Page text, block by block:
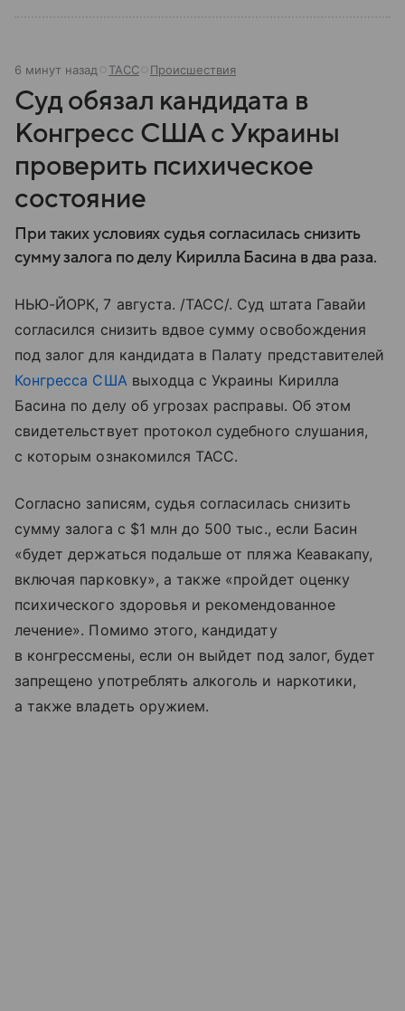
6 минут назад ТАСС Происшествия
Суд обязал кандидата в
Конгресс США с Украины
проверить психическое
состояние
При таких условиях судья согласилась снизить
сумму залога по делу Кирилла Басина в два раза.
НЬЮ-ЙОРК, 7 августа. /ТАСС/. Суд штата Гавайи
согласился снизить вдвое сумму освобождения
под залог для кандидата в Палату представителей
Конгресса СШАвыходца с Украины Кирилла
Басина по делу об угрозах расправы. Об этом
свидетельствует протокол судебного слушания,
с которым ознакомился ТАСС.
Согласно записям, судья согласилась снизить
сумму залога с $1 млн до 500 тыс., если Басин
«будет держаться подальше от пляжа Кеавакапу,
включая парковку», а также «пройдет оценку
психического здоровья и рекомендованное
лечение». Помимо этого, кандидату
в конгрессмены, если он выйдет под залог, будет
запрещено употреблять алкоголь и наркотики,
а также владеть оружием.